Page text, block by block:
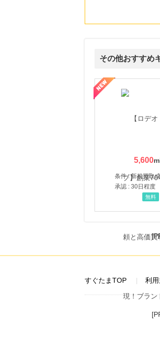
その他おすすめ
5,600
条件 : 新規買取
承認 : 30日程度
無料
くをテーマにした商品で女性の美を応援してい
【ITトレンドMoney】相
すぐたまTOP 利